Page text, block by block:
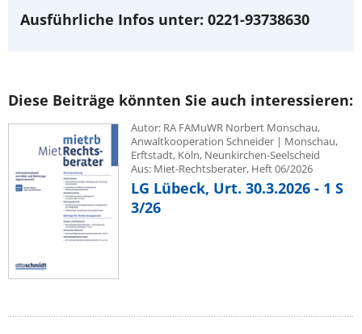
Ausführliche Infos unter: 0221-93738630
Diese Beiträge könnten Sie auch interessieren:
Autor: RA FAMuWR Norbert Monschau,
Anwaltkooperation Schneider | Monschau,
Erftstadt, Köln, Neunkirchen-Seelscheid
Aus: Miet-Rechtsberater, Heft 06/2026
LG Lübeck, Urt. 30.3.2026 - 1 S
3/26